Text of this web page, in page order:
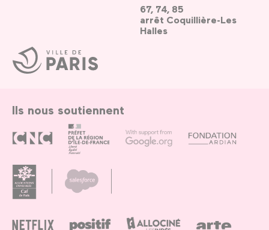
Ville
de
Paris
67, 74, 85
arrêt Coquillière-Les
Halles
Ils nous soutiennent